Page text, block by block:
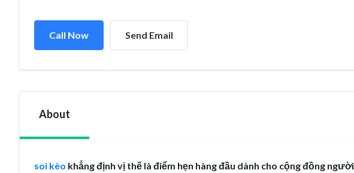
Call Now Send Email
About
soi kèo khẳng định vị thế là điểm hẹn hàng đầu dành cho cộng đồng